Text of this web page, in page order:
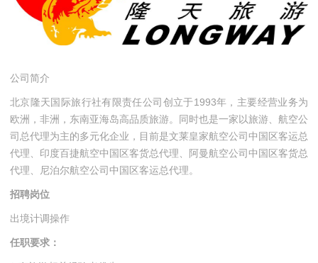
公司简介
北京隆天国际旅行社有限责任公司创立于1993年，主要经营业务为
欧洲，非洲，东南亚海岛高品质旅游。同时也是一家以旅游、航空公
司总代理为主的多元化企业，目前是文莱皇家航空公司中国区客运总
代理、印度百捷航空中国区客货总代理、阿曼航空公司中国区客货总
代理、尼泊尔航空公司中国区客运总代理。
招聘岗位
出境计调操作
任职要求：